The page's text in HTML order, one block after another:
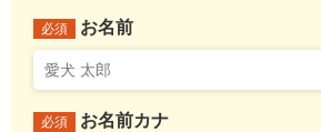
必須 お名前
必須 お名前カナ